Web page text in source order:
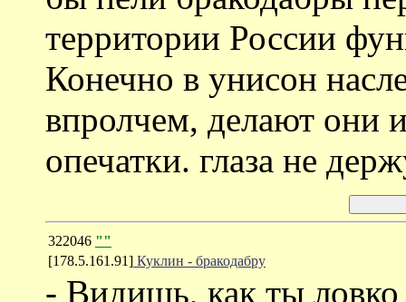
территории России
Конечно в унисон
впролчем, делают они
опечатки. глаза не
322046 ""
[178.5.161.91] Куклин - бракодабру
- Видишь, как ты